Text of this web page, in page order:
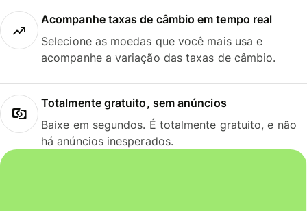
Acompanhe taxas de câmbio em tempo real
Selecione as moedas que você mais usa e
acompanhe a variação das taxas de câmbio.
Totalmente gratuito, sem anúncios
Baixe em segundos. É totalmente gratuito, e não
há anúncios inesperados.